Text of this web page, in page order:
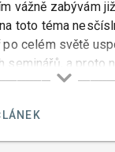
vážně zabývám
toto téma
po celém světě
seminářů, a proto
na názor na pořad
že ze všech
kteří nemají